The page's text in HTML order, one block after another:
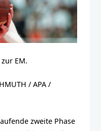
EM.
/ APA /
zweite Phase